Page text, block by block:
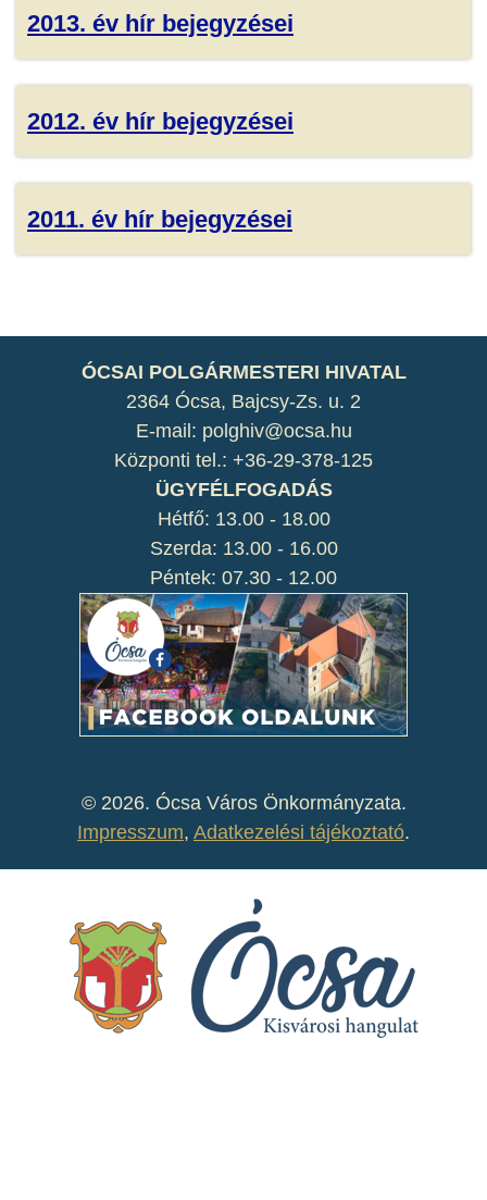
2013. év hír bejegyzései
2012. év hír bejegyzései
2011. év hír bejegyzései
ÓCSAI POLGÁRMESTERI HIVATAL
2364 Ócsa, Bajcsy-Zs. u. 2
E-mail: polghiv@ocsa.hu
Központi tel.: +36-29-378-125
ÜGYFÉLFOGADÁS
Hétfő: 13.00 - 18.00
Szerda: 13.00 - 16.00
Péntek: 07.30 - 12.00
© 2026. Ócsa Város Önkormányzata.
Impresszum, Adatkezelési tájékoztató.